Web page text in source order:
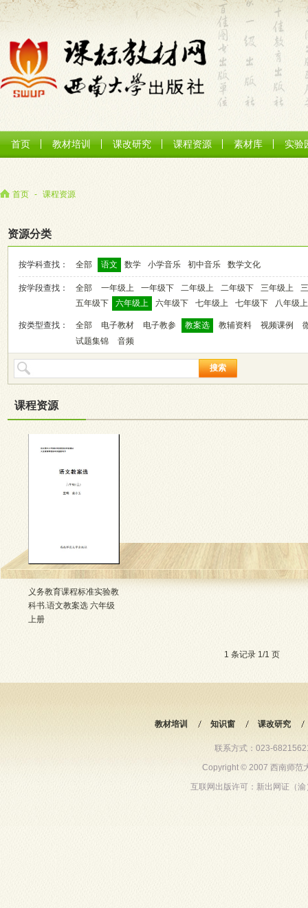
首页 教材培训 课改研究 课程资源 素材库 实验
首页 - 课程资源
资源分类
按学科查找： 全部 语文 数学 小学音乐 初中音乐 数学文化
按学段查找： 全部 一年级上 一年级下 二年级上 二年级下 三年级上
五年级下
六年级上 六年级下 七年级上 七年级下 八年级上
按类型查找： 全部 电子教材 电子教参 教案选 教辅资料 视频课例
试题集锦
音频
搜索
课程资源
义务教育课程标准实验教
科书.语文教案选 六年级
上册
1 条记录 1/1 页
教材培训 知识窗 课改研究
联系方式：023-
Copyright © 2007 西南师范
互联网出版许可：新出网证（